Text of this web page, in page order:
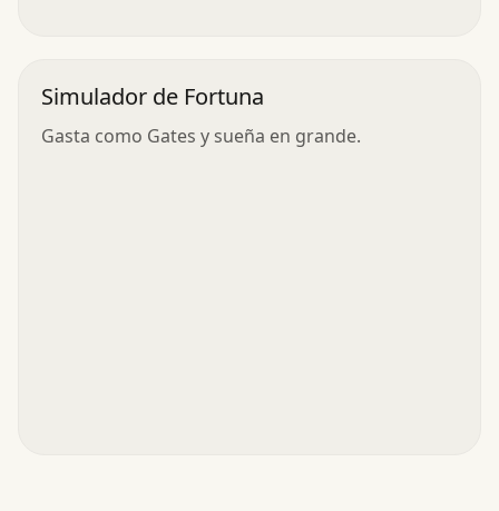
Simulador de Fortuna
Gasta como Gates y sueña en grande.